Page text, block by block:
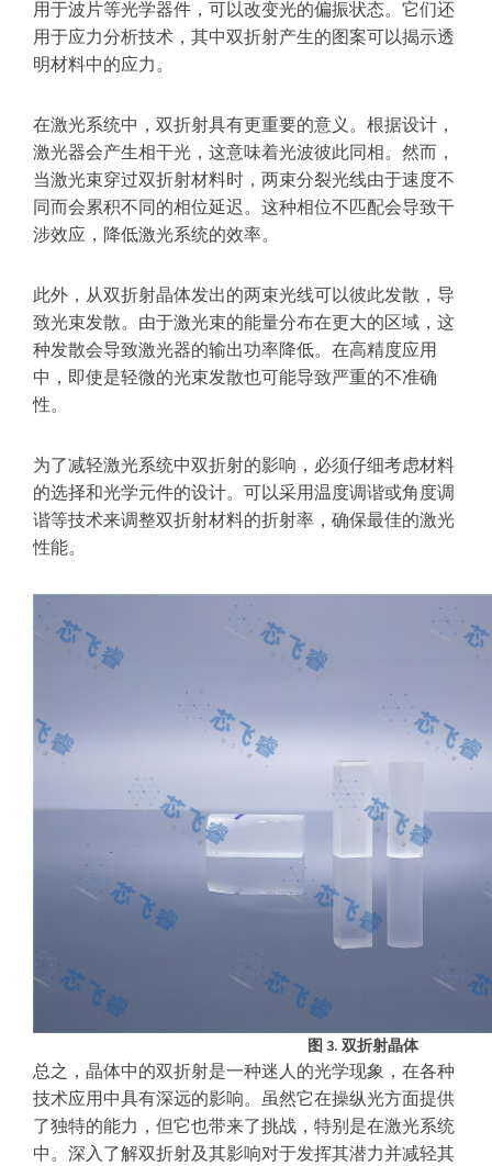
用于波片等光学器件，可以改变光的偏振状态。它们还
用于应力分析技术，其中双折射产生的图案可以揭示透
明材料中的应力。
在激光系统中，双折射具有更重要的意义。根据设计，
激光器会产生相干光，这意味着光波彼此同相。然而，
当激光束穿过双折射材料时，两束分裂光线由于速度不
同而会累积不同的相位延迟。这种相位不匹配会导致干
涉效应，降低激光系统的效率。
此外，从双折射晶体发出的两束光线可以彼此发散，导
致光束发散。由于激光束的能量分布在更大的区域，这
种发散会导致激光器的输出功率降低。在高精度应用
中，即使是轻微的光束发散也可能导致严重的不准确
性。
为了减轻激光系统中双折射的影响，必须仔细考虑材料
的选择和光学元件的设计。可以采用温度调谐或角度调
谐等技术来调整双折射材料的折射率，确保最佳的激光
性能。
图 3. 双折射晶体
总之，晶体中的双折射是一种迷人的光学现象，在各种
技术应用中具有深远的影响。虽然它在操纵光方面提供
了独特的能力，但它也带来了挑战，特别是在激光系统
中。深入了解双折射及其影响对于发挥其潜力并减轻其